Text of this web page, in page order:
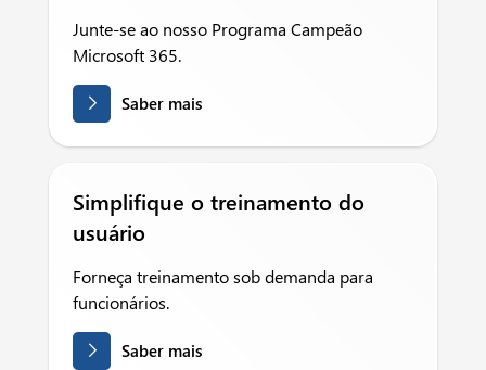
Junte-se ao nosso Programa Campeão
Microsoft 365.
Saber mais
Simplifique o treinamento do
usuário
Forneça treinamento sob demanda para
funcionários.
Saber mais